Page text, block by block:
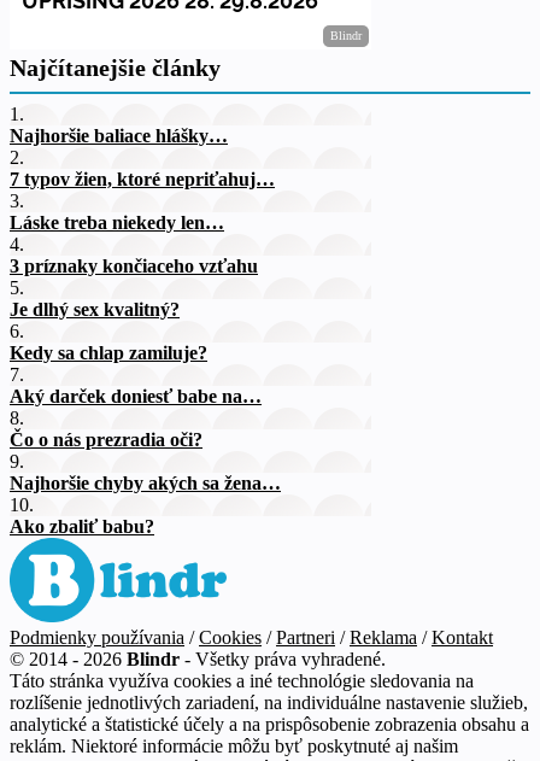
Najčítanejšie články
1.
Najhoršie baliace hlášky…
2.
7 typov žien, ktoré nepriťahuj…
3.
Láske treba niekedy len…
4.
3 príznaky končiaceho vzťahu
5.
Je dlhý sex kvalitný?
6.
Kedy sa chlap zamiluje?
7.
Aký darček doniesť babe na…
8.
Čo o nás prezradia oči?
9.
Najhoršie chyby akých sa žena…
10.
Ako zbaliť babu?
Podmienky používania / Cookies / Partneri / Reklama / Kontakt
© 2014 - 2026 Blindr - Všetky práva vyhradené.
Táto stránka využíva cookies a iné technológie sledovania na
rozlíšenie jednotlivých zariadení, na individuálne nastavenie služieb,
analytické a štatistické účely a na prispôsobenie zobrazenia obsahu a
reklám. Niektoré informácie môžu byť poskytnuté aj našim